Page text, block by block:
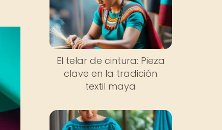
El telar de cintura: Pieza
clave en la tradición
textil maya